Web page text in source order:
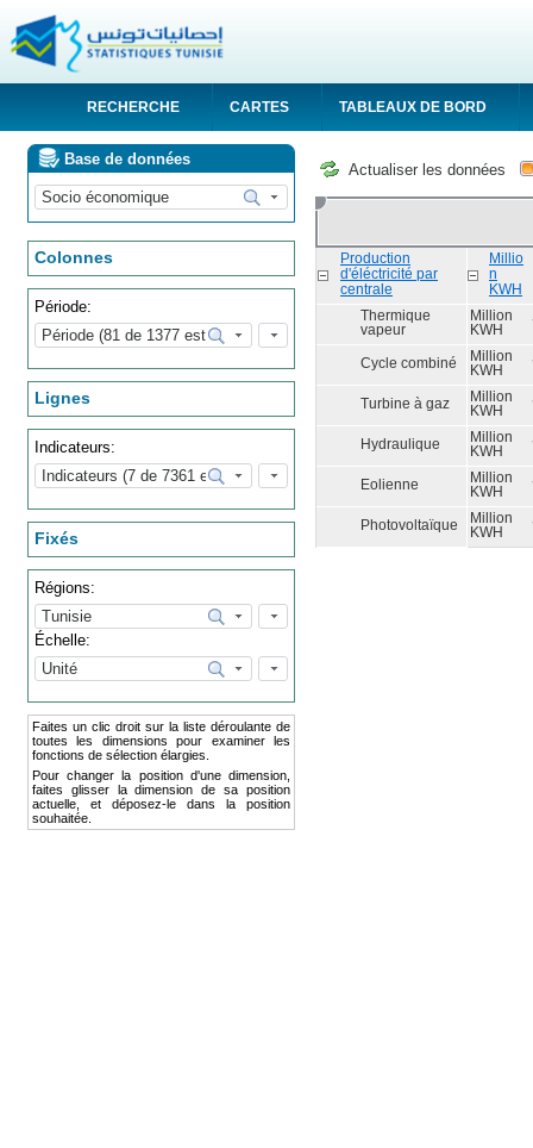
RECHERCHE CARTES TABLEAUX DE BORD
Base de données
Colonnes
Période:
Lignes
Indicateurs:
Fixés
Régions:
Échelle:
Faites un clic droit sur la liste déroulante de
toutes les dimensions pour examiner les
fonctions de sélection élargies.
Pour changer la position d'une dimension,
faites glisser la dimension de sa position
actuelle, et déposez-le dans la position
souhaitée.
Actualiser les données
Production
d'éléctricité par
centrale
Millio
n
KWH
Thermique
vapeur
Million
KWH
Cycle combiné
Million
KWH
Turbine à gaz
Million
KWH
Hydraulique
Million
KWH
Eolienne
Million
KWH
Photovoltaïque
Million
KWH